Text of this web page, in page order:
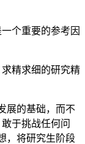
个重要的参考因
精求细的研究精
展的基础，而不
于挑战任何问
，将研究生阶段